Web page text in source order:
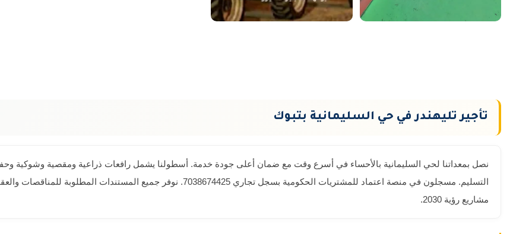
تأجير تليهندر في حي السليمانية بتبوك
التسليم. مسجلون في منصة اعتماد للمشتريات الحكومية بسجل تجاري 7038674425. نوفر
مشاريع رؤية 2030.